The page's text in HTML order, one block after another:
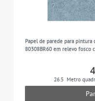
Papel de parede para
80308BR60 em relevo fosco
26.5 Metro